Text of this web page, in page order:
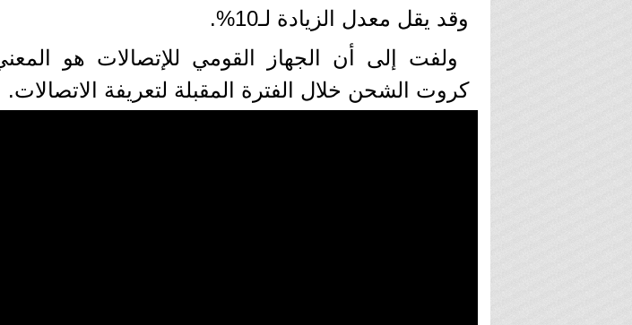
وقد يقل معدل الزيادة لـ10%.
ولفت إلى أن الجهاز القومي للإتصالات هو
كروت الشحن خلال الفترة المقبلة لتعريفة الاتصالات.